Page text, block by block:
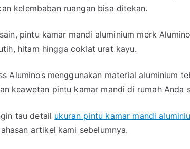
kelembaban ruangan bisa ditekan.
pintu kamar mandi aluminium merk
hitam hingga coklat urat kayu.
Aluminos menggunakan material aluminium
keawetan pintu kamar mandi di rumah Anda
tau detail ukuran pintu kamar mandi
artikel kami sebelumnya.